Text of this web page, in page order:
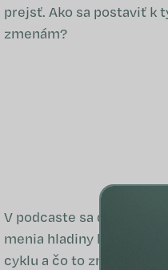
prejsť. Ako sa postaviť k
zmenám?
V podcaste sa dozviete,
menia hladiny hormónov
cyklu a čo to znamená pre